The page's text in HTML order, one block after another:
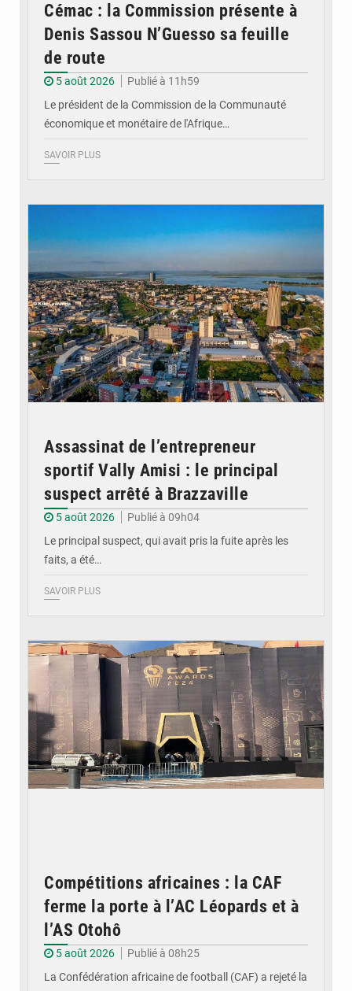
Cémac : la Commission présente à
Denis Sassou N’Guesso sa feuille
de route
5 août 2026
Publié à 11h59
Le président de la Commission de la Communauté
économique et monétaire de l'Afrique…
SAVOIR PLUS
Assassinat de l’entrepreneur
sportif Vally Amisi : le principal
suspect arrêté à Brazzaville
5 août 2026
Publié à 09h04
Le principal suspect, qui avait pris la fuite après les
faits, a été…
SAVOIR PLUS
Compétitions africaines : la CAF
ferme la porte à l’AC Léopards et à
l’AS Otohô
5 août 2026
Publié à 08h25
La Confédération africaine de football (CAF) a rejeté la